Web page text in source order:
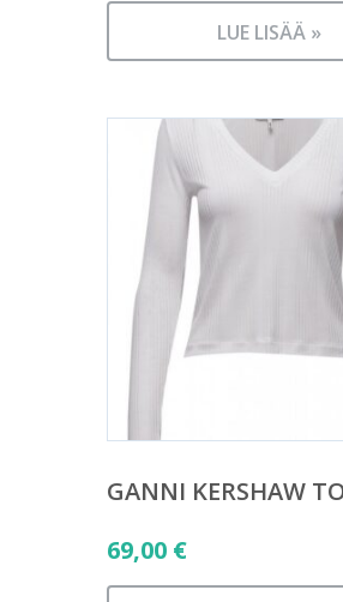
LUE LISÄÄ »
GANNI KERSHAW
69,00 €